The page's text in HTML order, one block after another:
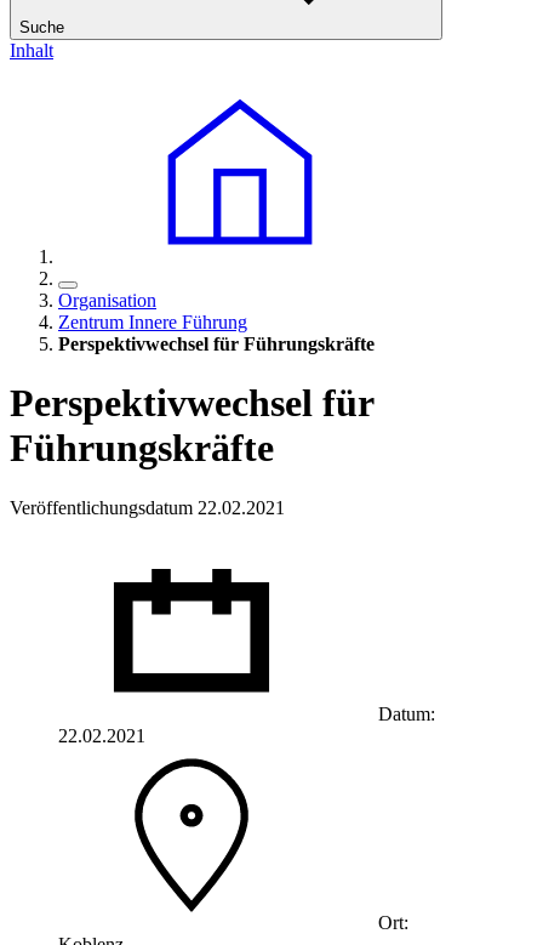
Suche
Inhalt
Organisation
Zentrum Innere Führung
Perspektivwechsel für Führungskräfte
Perspektivwechsel für
Führungskräfte
Veröffentlichungsdatum 22.02.2021
Datum:
22.02.2021
Ort: